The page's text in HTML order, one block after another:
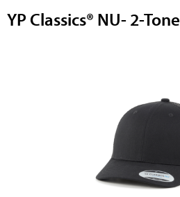
YP Classics® NU- 2-Tone